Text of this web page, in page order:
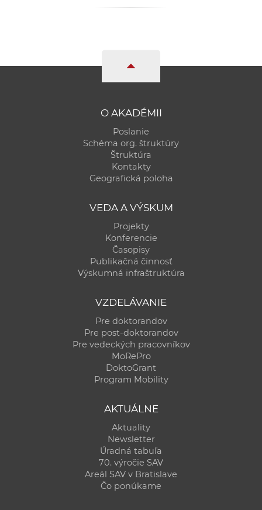
O AKADÉMII
Poslanie
Schéma org. štruktúry
Štruktúra
Kontakty
Geografická poloha
VEDA A VÝSKUM
Projekty
Konferencie
Časopisy
Publikačná činnosť
Výskumná infraštruktúra
VZDELÁVANIE
Pre doktorandov
Pre post-doktorandov
Pre vedeckých pracovníkov
MoRePro
DoktoGrant
Program Mobility
AKTUÁLNE
Aktuality
Newsletter
Úradná tabuľa
70. výročie SAV
Areál SAV v Bratislave
Čo ponúkame